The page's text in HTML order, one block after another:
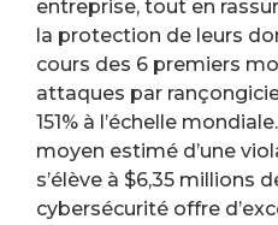
entreprise, tout en
la protection de leurs
cours des 6 premiers
attaques par
151% à l’échelle
moyen estimé d’une
s’élève à $6,35 millions
cybersécurité offre